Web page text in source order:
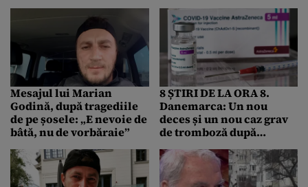
cerut 10.000 de lei de la o
pacientă și ce salariu
fabulos avea
Mesajul lui Marian
Godină, după tragediile
de pe șosele: „E nevoie de
bâtă, nu de vorbăraie”
8 ȘTIRI DE LA ORA 8.
Danemarca: Un nou
deces și un nou caz grav
de tromboză după
vaccinului AstraZeneca